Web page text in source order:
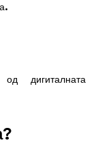
дигиталната